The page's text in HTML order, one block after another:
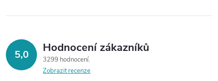
5,0 Hodnocení zákazníků
3299 hodnocení
Zobrazit recenze